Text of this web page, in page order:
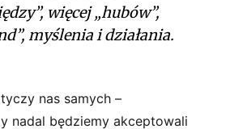
więcej „hubów”,
myślenia i działania.
nas samych –
nadal będziemy akceptowali